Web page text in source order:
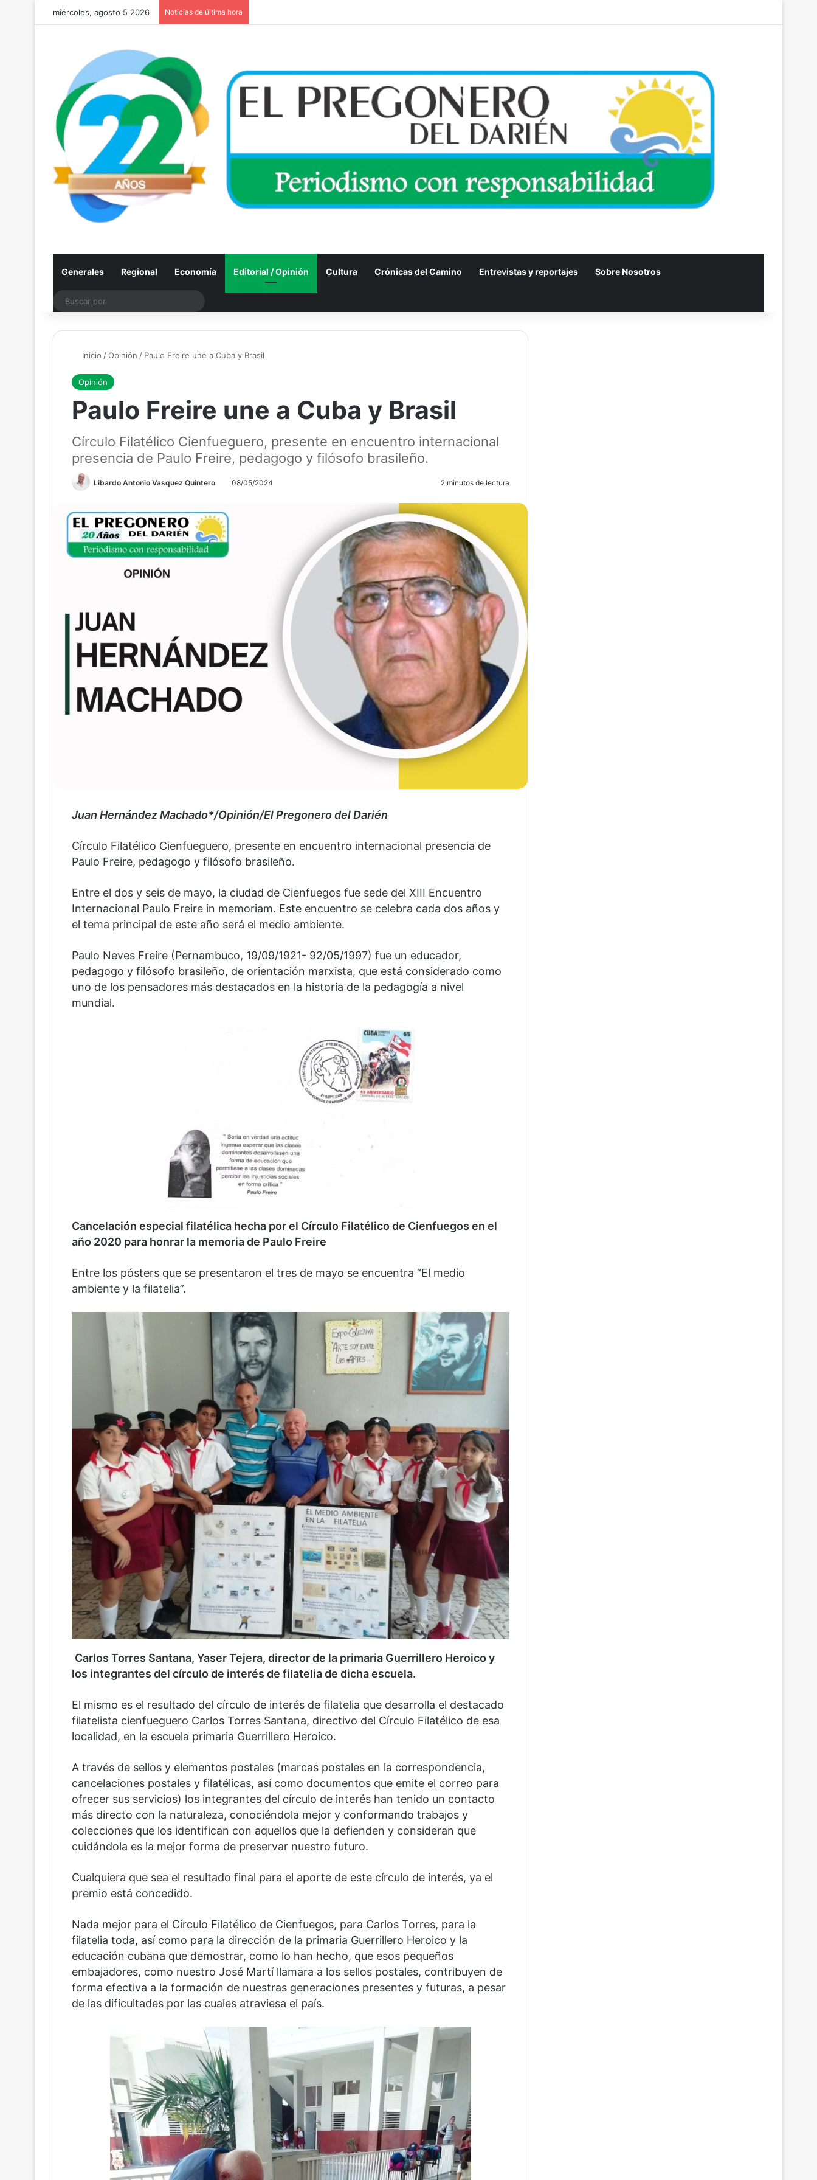
miércoles, agosto 5 2026 Noticias de última hora
Generales Regional Economía Editorial / Opinión Cultura Crónicas del Camino Entrevistas y reportajes Sobre Nosotros
Inicio /Opinión / Paulo Freire une a Cuba y Brasil
Opinión
Paulo Freire une a Cuba y Brasil
Círculo Filatélico Cienfueguero, presente en encuentro internacional
presencia de Paulo Freire, pedagogo y filósofo brasileño.
Libardo Antonio Vasquez Quintero 08/05/2024 2 minutos de lectura
Juan Hernández Machado*/Opinión/El Pregonero del Darién
Círculo Filatélico Cienfueguero, presente en encuentro internacional presencia de
Paulo Freire, pedagogo y filósofo brasileño.
Entre el dos y seis de mayo, la ciudad de Cienfuegos fue sede del XIII Encuentro
Internacional Paulo Freire in memoriam. Este encuentro se celebra cada dos años y
el tema principal de este año será el medio ambiente.
Paulo Neves Freire (Pernambuco, 19/09/1921- 92/05/1997) fue un educador,
pedagogo y filósofo brasileño, de orientación marxista, que está considerado como
uno de los pensadores más destacados en la historia de la pedagogía a nivel
mundial.
Cancelación especial filatélica hecha por el Círculo Filatélico de Cienfuegos en el
año 2020 para honrar la memoria de Paulo Freire
Entre los pósters que se presentaron el tres de mayo se encuentra “El medio
ambiente y la filatelia”.
Carlos Torres Santana, Yaser Tejera, director de la primaria Guerrillero Heroico y
los integrantes del círculo de interés de filatelia de dicha escuela.
El mismo es el resultado del círculo de interés de filatelia que desarrolla el destacado
filatelista cienfueguero Carlos Torres Santana, directivo del Círculo Filatélico de esa
localidad, en la escuela primaria Guerrillero Heroico.
A través de sellos y elementos postales (marcas postales en la correspondencia,
cancelaciones postales y filatélicas, así como documentos que emite el correo para
ofrecer sus servicios) los integrantes del círculo de interés han tenido un contacto
más directo con la naturaleza, conociéndola mejor y conformando trabajos y
colecciones que los identifican con aquellos que la defienden y consideran que
cuidándola es la mejor forma de preservar nuestro futuro.
Cualquiera que sea el resultado final para el aporte de este círculo de interés, ya el
premio está concedido.
Nada mejor para el Círculo Filatélico de Cienfuegos, para Carlos Torres, para la
filatelia toda, así como para la dirección de la primaria Guerrillero Heroico y la
educación cubana que demostrar, como lo han hecho, que esos pequeños
embajadores, como nuestro José Martí llamara a los sellos postales, contribuyen de
forma efectiva a la formación de nuestras generaciones presentes y futuras, a pesar
de las dificultades por las cuales atraviesa el país.